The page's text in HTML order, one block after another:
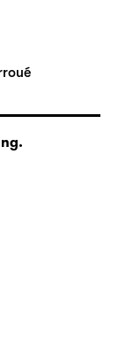
Spinnerei-
Diederik
neue